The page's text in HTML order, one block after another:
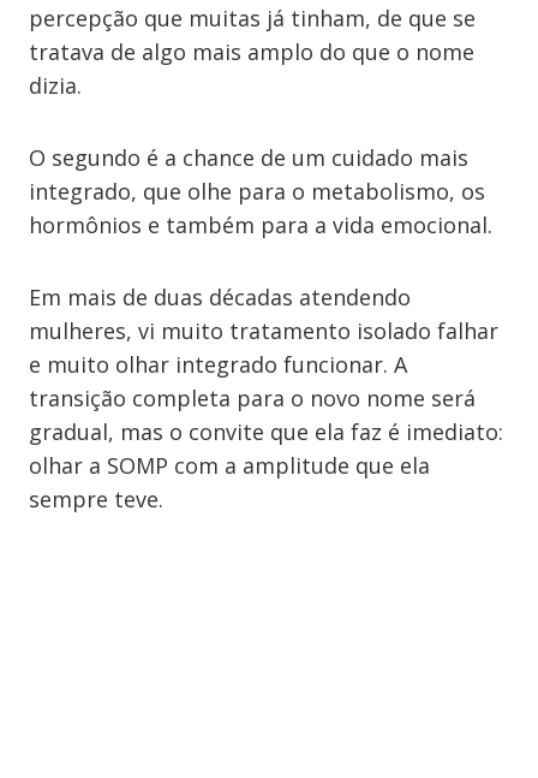
percepção que muitas já tinham, de que se
tratava de algo mais amplo do que o nome
dizia.
O segundo é a chance de um cuidado mais
integrado, que olhe para o metabolismo, os
hormônios e também para a vida emocional.
Em mais de duas décadas atendendo
mulheres, vi muito tratamento isolado falhar
e muito olhar integrado funcionar. A
transição completa para o novo nome será
gradual, mas o convite que ela faz é imediato:
olhar a SOMP com a amplitude que ela
sempre teve.